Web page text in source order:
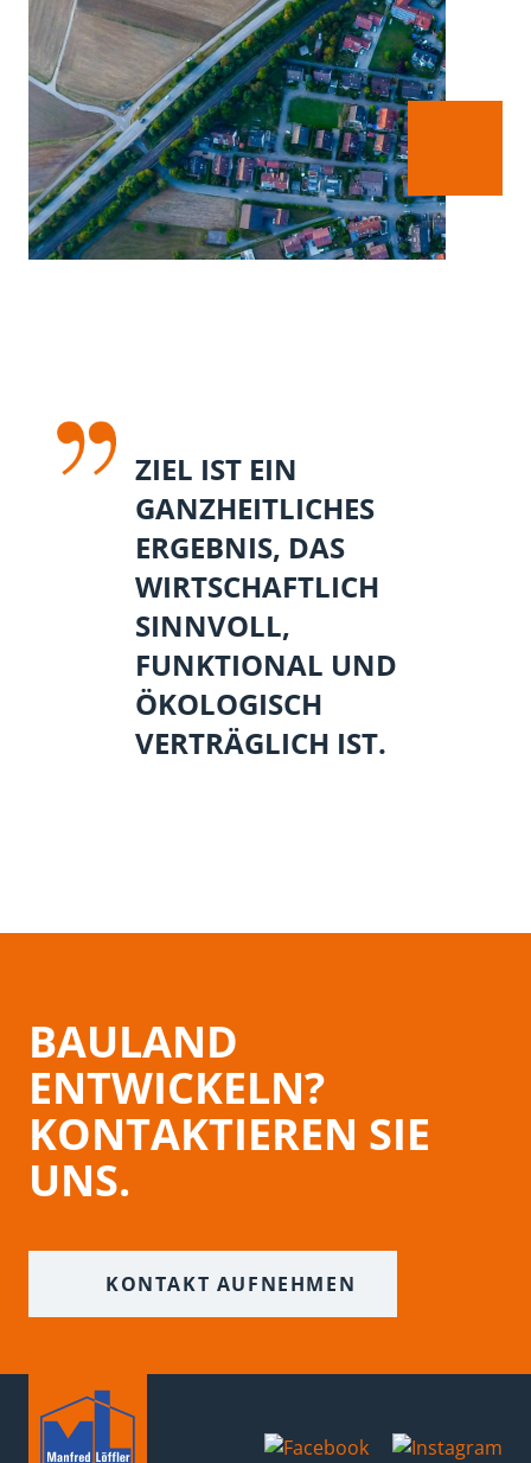
ZIEL IST EIN
GANZHEITLICHES
ERGEBNIS, DAS
WIRTSCHAFTLICH
SINNVOLL,
FUNKTIONAL UND
ÖKOLOGISCH
VERTRÄGLICH IST.
BAULAND
ENTWICKELN?
KONTAKTIEREN SIE
UNS.
KONTAKT AUFNEHMEN